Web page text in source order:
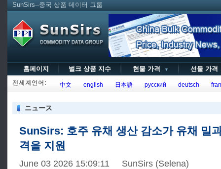
SunSirs--중국 상품 데이터 그룹
홈페이지 벌크 상품 지수 현물 가격 ▼ 선물 가
전세계언어: 中文 english 日本語 русский deutsch
ニュース
SunSirs: 호주 유채 생산 감소가 유채 밀
격을 지원
June 03 2026 15:09:11 SunSirs (Selena)